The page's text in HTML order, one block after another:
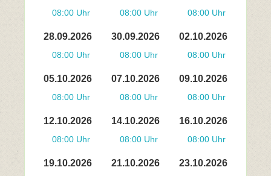
08:00 Uhr 08:00 Uhr 08:00 Uhr
28.09.2026
08:00 Uhr
30.09.2026
08:00 Uhr
02.10.2026
08:00 Uhr
05.10.2026
08:00 Uhr
07.10.2026
08:00 Uhr
09.10.2026
08:00 Uhr
12.10.2026
08:00 Uhr
14.10.2026
08:00 Uhr
16.10.2026
08:00 Uhr
19.10.2026 21.10.2026 23.10.2026